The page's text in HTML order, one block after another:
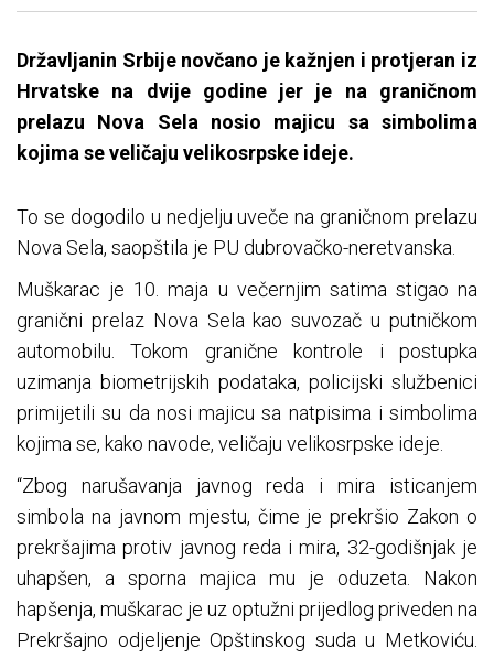
Državljanin Srbije novčano je kažnjen i protjeran iz
Hrvatske na dvije godine jer je na graničnom
prelazu Nova Sela nosio majicu sa simbolima
kojima se veličaju velikosrpske ideje.
To se dogodilo u nedjelju uveče na graničnom prelazu
Nova Sela, saopštila je PU dubrovačko-neretvanska.
Muškarac je 10. maja u večernjim satima stigao na
granični prelaz Nova Sela kao suvozač u putničkom
automobilu. Tokom granične kontrole i postupka
uzimanja biometrijskih podataka, policijski službenici
primijetili su da nosi majicu sa natpisima i simbolima
kojima se, kako navode, veličaju velikosrpske ideje.
“Zbog narušavanja javnog reda i mira isticanjem
simbola na javnom mjestu, čime je prekršio Zakon o
prekršajima protiv javnog reda i mira, 32-godišnjak je
uhapšen, a sporna majica mu je oduzeta. Nakon
hapšenja, muškarac je uz optužni prijedlog priveden na
Prekršajno odjeljenje Opštinskog suda u Metkoviću.